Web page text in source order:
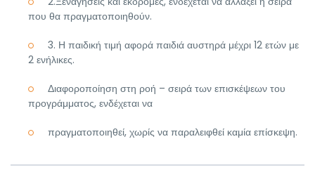
που θα πραγματοποιηθούν.
3. Η παιδική τιμή αφορά παιδιά αυστηρά μέχρι 12 ετών με
2 ενήλικες.
Διαφοροποίηση στη ροή – σειρά των επισκέψεων του
προγράμματος, ενδέχεται να
πραγματοποιηθεί, χωρίς να παραλειφθεί καμία επίσκεψη.